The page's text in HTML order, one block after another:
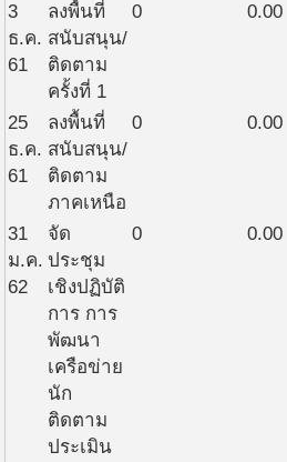
3
ธ.ค.
61
ลงพื้นที่
สนับสนุน/
ติดตาม
ครั้งที่ 1
0 0.00
25
ธ.ค.
61
ลงพื้นที่
สนับสนุน/
ติดตาม
ภาคเหนือ
0 0.00
31
ม.ค.
62
จัด
ประชุม
เชิงปฏิบัติ
การ การ
พัฒนา
เครือข่าย
นัก
ติดตาม
ประเมิน
0 0.00